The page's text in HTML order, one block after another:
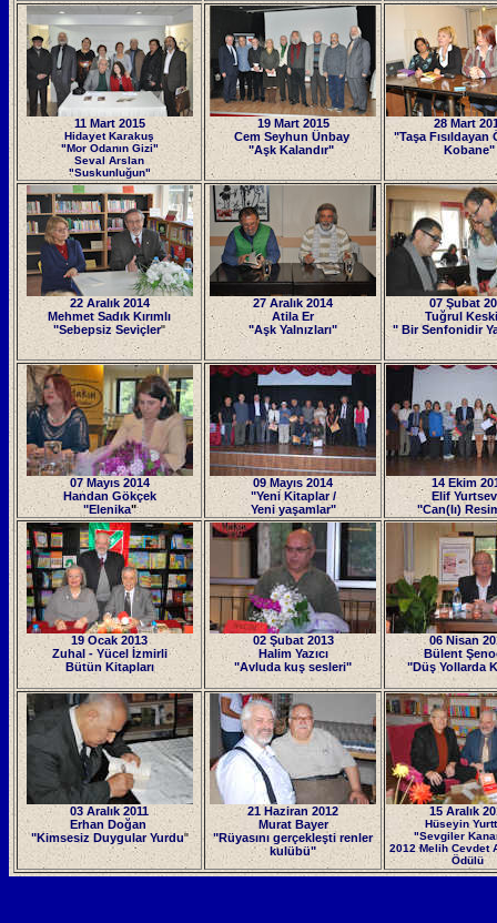
11 Mart 2015
Hidayet Karakuş
"Mor Odanın Gizi"
Seval Arslan
"Suskunluğun"
19 Mart 2015
Cem Seyhun Ünbay
"Aşk Kalandır"
28 Mart
"Taşa Fısıldayan
Kobane"
22 Aralık 2014
Mehmet Sadık Kırımlı
"Sebepsiz Seviçler"
27 Aralık 2014
Atila Er
"Aşk Yalnızları"
07 Şubat
Tuğrul
" Bir Senfonidir
07 Mayıs 2014
Handan Gökçek
"Elenika"
09 Mayıs 2014
"Yeni Kitaplar /
Yeni yaşamlar"
14 Ekim
Elif
"Can(lı)
19 Ocak 2013
Zuhal - Yücel İzmirli
Bütün Kitapları
02 Şubat 2013
Halim Yazıcı
"Avluda kuş sesleri"
06 Nisan
Bülent
"Düş Yollarda
03 Aralık 2011
Erhan Doğan
"Kimsesiz Duygular Yurdu"
21 Haziran 2012
Murat Bayer
"Rüyasını gerçekleşti renler
kulübü"
15 Aralık
Hüseyin
"Sevgiler
2012 Melih Cevdet
Ödülü